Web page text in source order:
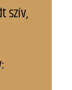
szív,